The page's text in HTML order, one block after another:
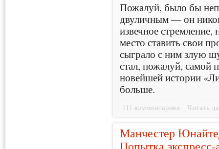
Пожалуй, было бы
двуличным — он
извечное стремление,
место ставить свои
сыграло с ним злую
стал, пожалуй, самой
новейшей истории
больше.
111 комментариев Читать
Манчестер